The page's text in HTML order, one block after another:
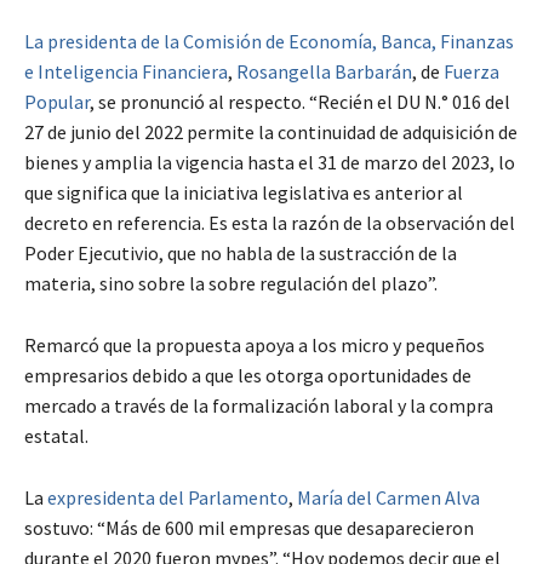
La presidenta de la Comisión de Economía, Banca, Finanzas
e Inteligencia Financiera, Rosangella Barbarán, de Fuerza
Popular, se pronunció al respecto. “Recién el DU N.° 016 del
27 de junio del 2022 permite la continuidad de adquisición de
bienes y amplia la vigencia hasta el 31 de marzo del 2023, lo
que significa que la iniciativa legislativa es anterior al
decreto en referencia. Es esta la razón de la observación del
Poder Ejecutivio, que no habla de la sustracción de la
materia, sino sobre la sobre regulación del plazo”.
Remarcó que la propuesta apoya a los micro y pequeños
empresarios debido a que les otorga oportunidades de
mercado a través de la formalización laboral y la compra
estatal.
La expresidenta del Parlamento, María del Carmen Alva
sostuvo: “Más de 600 mil empresas que desaparecieron
durante el 2020 fueron mypes”. “Hoy podemos decir que el